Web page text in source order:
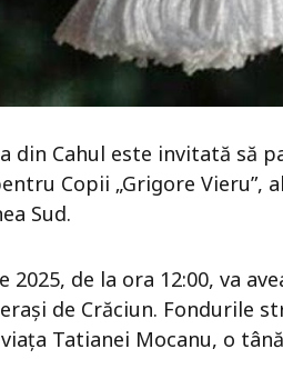
din Cahul este invitată să
Copii „Grigore Vieru”,
Sud.
2025, de la ora 12:00, va
de Crăciun. Fondurile
Tatianei Mocanu, o